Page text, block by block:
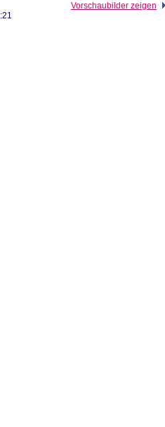
Vorschaubilder zeigen